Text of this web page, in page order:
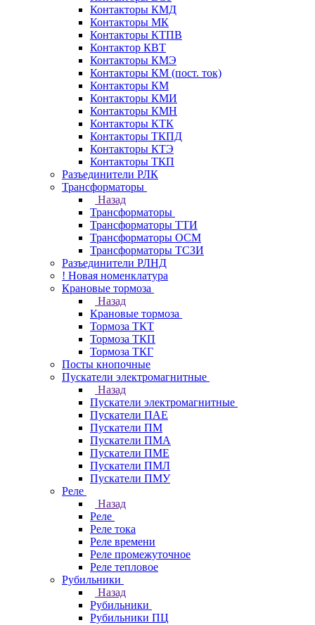
Контакторы КМД
Контакторы МК
Контакторы КТПВ
Контактор КВТ
Контакторы КМЭ
Контакторы КМ (пост. ток)
Контакторы КМ
Контакторы КМИ
Контакторы КМН
Контакторы КТК
Контакторы ТКПД
Контакторы КТЭ
Контакторы ТКП
Разъединители РЛК
Трансформаторы
Назад
Трансформаторы
Трансформаторы ТТИ
Трансформаторы ОСМ
Трансформаторы ТСЗИ
Разъединители РЛНД
! Новая номенклатура
Крановые тормоза
Назад
Крановые тормоза
Тормоза ТКТ
Тормоза ТКП
Тормоза ТКГ
Посты кнопочные
Пускатели электромагнитные
Назад
Пускатели электромагнитные
Пускатели ПАЕ
Пускатели ПМ
Пускатели ПМА
Пускатели ПМЕ
Пускатели ПМЛ
Пускатели ПМУ
Реле
Назад
Реле
Реле тока
Реле времени
Реле промежуточное
Реле тепловое
Рубильники
Назад
Рубильники
Рубильники ПЦ